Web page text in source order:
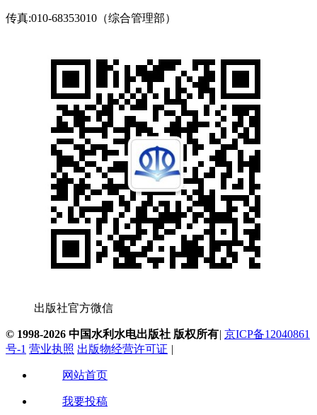
传真:010-68353010（综合管理部）
出版社官方微信
© 1998-2026 中国水利水电出版社 版权所有| 京ICP备12040861
号-1 营业执照 出版物经营许可证 |
网站首页
我要投稿